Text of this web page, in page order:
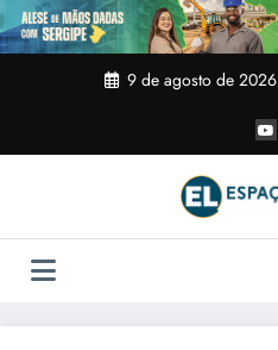
Pular
para
o
9 de agosto de 2026